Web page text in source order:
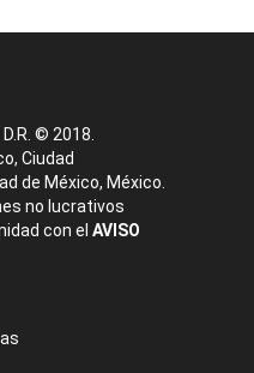
© 2018.
Ciudad
de México, México.
no lucrativos
con el AVISO